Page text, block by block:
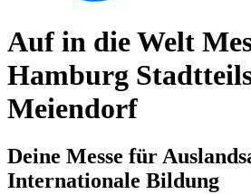
Auf in die Welt
Hamburg
Meiendorf
Deine Messe für
Internationale Bildung